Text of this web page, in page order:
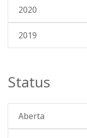
2020
2019
Status
Aberta